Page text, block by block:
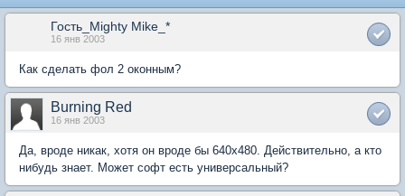
Гость_Mighty Mike_*
16 янв 2003
Как сделать фол 2 оконным?
Burning Red
16 янв 2003
Да, вроде никак, хотя он вроде бы 640x480. Действительно, а кто
нибудь знает. Может софт есть универсальный?